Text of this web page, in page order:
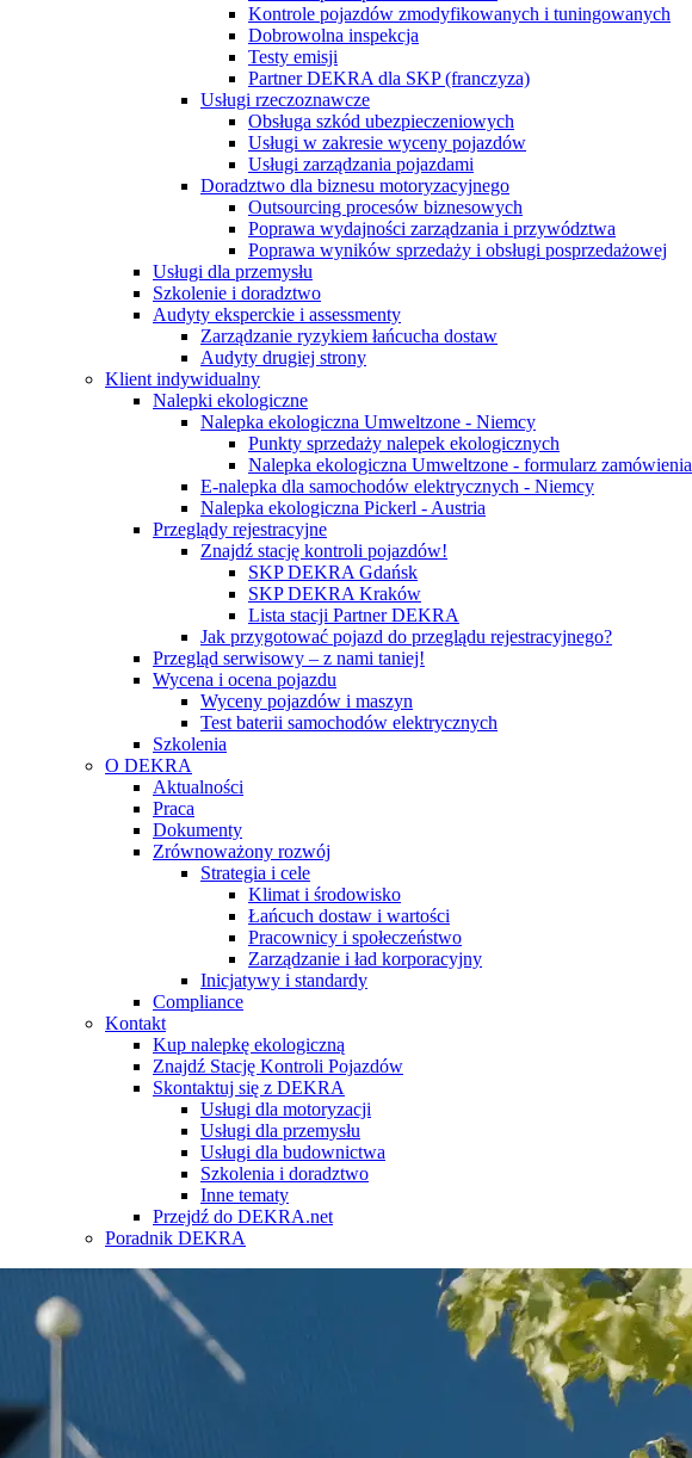
Kontrole pojazdów zmodyfikowanych i tuningowanych
Dobrowolna inspekcja
Testy emisji
Partner DEKRA dla SKP (franczyza)
Usługi rzeczoznawcze
Obsługa szkód ubezpieczeniowych
Usługi w zakresie wyceny pojazdów
Usługi zarządzania pojazdami
Doradztwo dla biznesu motoryzacyjnego
Outsourcing procesów biznesowych
Poprawa wydajności zarządzania i przywództwa
Poprawa wyników sprzedaży i obsługi posprzedażowej
Usługi dla przemysłu
Szkolenie i doradztwo
Audyty eksperckie i assessmenty
Zarządzanie ryzykiem łańcucha dostaw
Audyty drugiej strony
Klient indywidualny
Nalepki ekologiczne
Nalepka ekologiczna Umweltzone - Niemcy
Punkty sprzedaży nalepek ekologicznych
Nalepka ekologiczna Umweltzone - formularz zamówienia
E-nalepka dla samochodów elektrycznych - Niemcy
Nalepka ekologiczna Pickerl - Austria
Przeglądy rejestracyjne
Znajdź stację kontroli pojazdów!
SKP DEKRA Gdańsk
SKP DEKRA Kraków
Lista stacji Partner DEKRA
Jak przygotować pojazd do przeglądu rejestracyjnego?
Przegląd serwisowy – z nami taniej!
Wycena i ocena pojazdu
Wyceny pojazdów i maszyn
Test baterii samochodów elektrycznych
Szkolenia
O DEKRA
Aktualności
Praca
Dokumenty
Zrównoważony rozwój
Strategia i cele
Klimat i środowisko
Łańcuch dostaw i wartości
Pracownicy i społeczeństwo
Zarządzanie i ład korporacyjny
Inicjatywy i standardy
Compliance
Kontakt
Kup nalepkę ekologiczną
Znajdź Stację Kontroli Pojazdów
Skontaktuj się z DEKRA
Usługi dla motoryzacji
Usługi dla przemysłu
Usługi dla budownictwa
Szkolenia i doradztwo
Inne tematy
Przejdź do DEKRA.net
Poradnik DEKRA